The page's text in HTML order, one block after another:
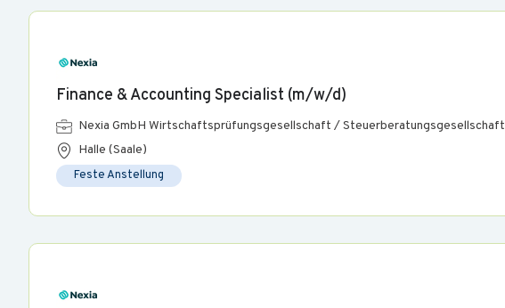
Finance & Accounting Specialist (m/w/d)
Nexia GmbH Wirtschaftsprüfungsgesellschaft / Steuerberatungsgesellschaft
Halle (Saale)
Feste Anstellung